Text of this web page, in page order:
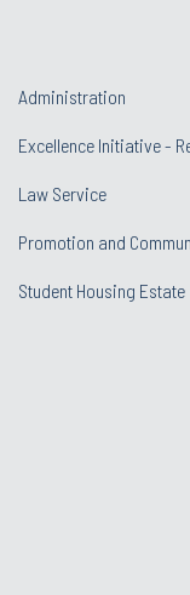
Administration
Excellence Initiative -
Law Service
Promotion and
Student Housing Estate